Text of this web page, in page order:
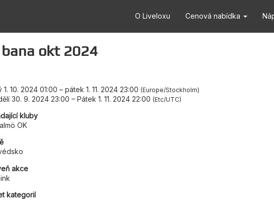
O Liveloxu Cenová nabídka
okt 2024
1. 10. 2024 01:00 – pátek 1. 11. 2024 23:00 Europe/Stockholm
30. 9. 2024 23:00 – Pátek 1. 11. 2024 22:00 Etc/UTC
kluby
OK
akce
kategorií